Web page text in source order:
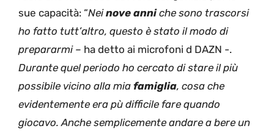
sue capacità: “Neinove anniche sono trascorsi
ho fatto tutt’altro, questo è stato il modo di
prepararmi – ha detto ai microfoni d DAZN -.
Durante quel periodo ho cercato di stare il più
possibile vicino alla mia famiglia, cosa che
evidentemente era pù difficile fare quando
giocavo. Anche semplicemente andare a bere un